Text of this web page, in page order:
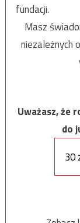
fundacji.
Masz
niezależnych
Uważasz, że
do
30